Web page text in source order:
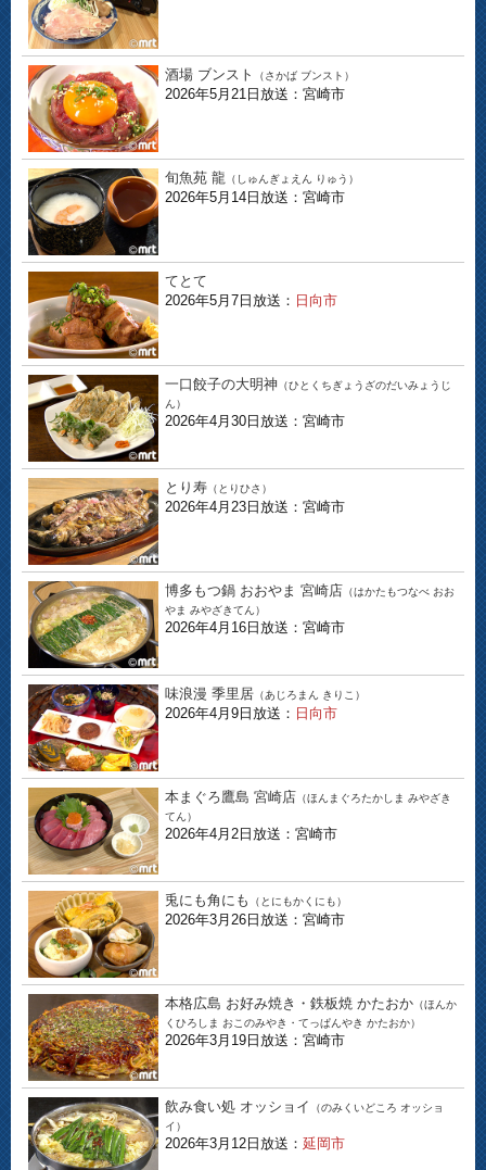
酒場 ブンスト （さかば ブンスト）
2026年5月21日放送：宮崎市
旬魚苑 龍 （しゅんぎょえん りゅう）
2026年5月14日放送：宮崎市
てとて
2026年5月7日放送： 日向市
一口餃子の大明神 （ひとくちぎょうざのだいみょうじ
ん）
2026年4月30日放送：宮崎市
とり寿 （とりひさ）
2026年4月23日放送：宮崎市
博多もつ鍋 おおやま 宮崎店 （はかたもつなべ おお
やま みやざきてん）
2026年4月16日放送：宮崎市
味浪漫 季里居 （あじろまん きりこ）
2026年4月9日放送： 日向市
本まぐろ鷹島 宮崎店 （ほんまぐろたかしま みやざき
てん）
2026年4月2日放送：宮崎市
兎にも角にも （とにもかくにも）
2026年3月26日放送：宮崎市
本格広島 お好み焼き・鉄板焼 かたおか （ほんか
くひろしま おこのみやき・てっぱんやき かたおか）
2026年3月19日放送：宮崎市
飲み食い処 オッショイ
（のみくいどころ オッショ
イ）
2026年3月12日放送： 延岡市